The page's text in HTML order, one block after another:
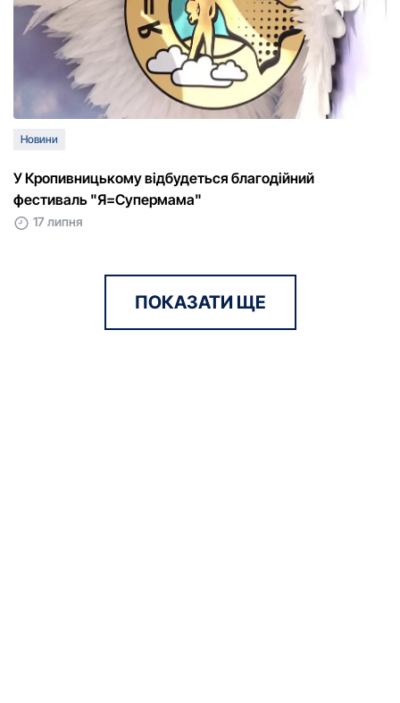
Новини
У Кропивницькому відбудеться благодійний
фестиваль "Я=Супермама"
17 липня
ПОКАЗАТИ ЩЕ